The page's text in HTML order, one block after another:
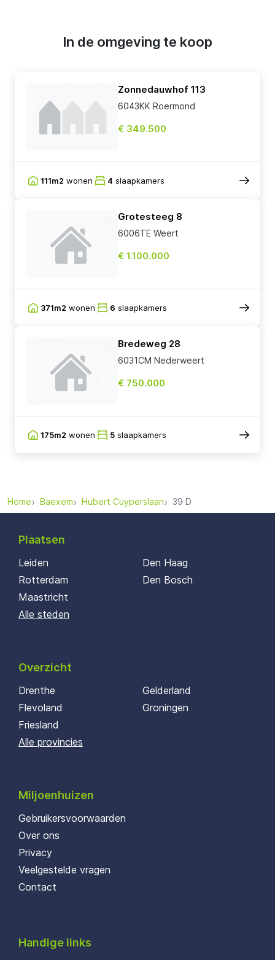
In de omgeving te koop
Zonnedauwhof 113
6043KK Roermond
€ 349.500
111m2 wonen 4 slaapkamers
Grotesteeg 8
6006TE Weert
€ 1.100.000
371m2 wonen 6 slaapkamers
Bredeweg 28
6031CM Nederweert
€ 750.000
175m2 wonen 5 slaapkamers
Home Baexem Hubert Cuyperslaan 39 D
Plaatsen
Leiden
Rotterdam
Maastricht
Den Haag
Den Bosch
Alle steden
Overzicht
Drenthe
Flevoland
Friesland
Gelderland
Groningen
Alle provincies
Miljoenhuizen
Gebruikersvoorwaarden
Over ons
Privacy
Veelgestelde vragen
Contact
Handige links